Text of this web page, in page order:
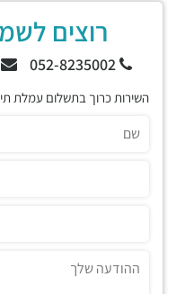
רוצים
052-8235002
השירות כרוך בתשלום עמלת